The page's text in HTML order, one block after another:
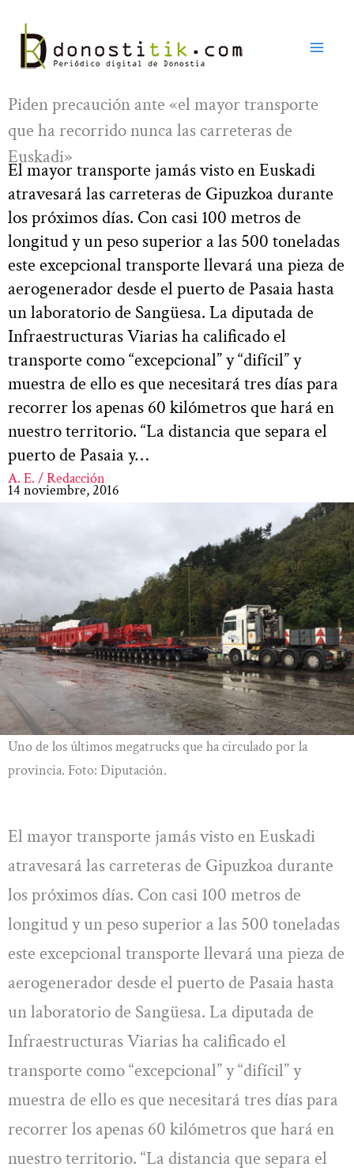
contenido
Piden precaución ante «el mayor transporte
que ha recorrido nunca las carreteras de
Euskadi»
El mayor transporte jamás visto en Euskadi
atravesará las carreteras de Gipuzkoa durante
los próximos días. Con casi 100 metros de
longitud y un peso superior a las 500 toneladas
este excepcional transporte llevará una pieza de
aerogenerador desde el puerto de Pasaia hasta
un laboratorio de Sangüesa. La diputada de
Infraestructuras Viarias ha calificado el
transporte como “excepcional” y “difícil” y
muestra de ello es que necesitará tres días para
recorrer los apenas 60 kilómetros que hará en
nuestro territorio. “La distancia que separa el
puerto de Pasaia y…
A. E. / Redacción
14 noviembre, 2016
Uno de los últimos megatrucks que ha circulado por la
provincia. Foto: Diputación.
El mayor transporte jamás visto en Euskadi
atravesará las carreteras de Gipuzkoa durante
los próximos días. Con casi 100 metros de
longitud y un peso superior a las 500 toneladas
este excepcional transporte llevará una pieza de
aerogenerador desde el puerto de Pasaia hasta
un laboratorio de Sangüesa. La diputada de
Infraestructuras Viarias ha calificado el
transporte como “excepcional” y “difícil” y
muestra de ello es que necesitará tres días para
recorrer los apenas 60 kilómetros que hará en
nuestro territorio. “La distancia que separa el